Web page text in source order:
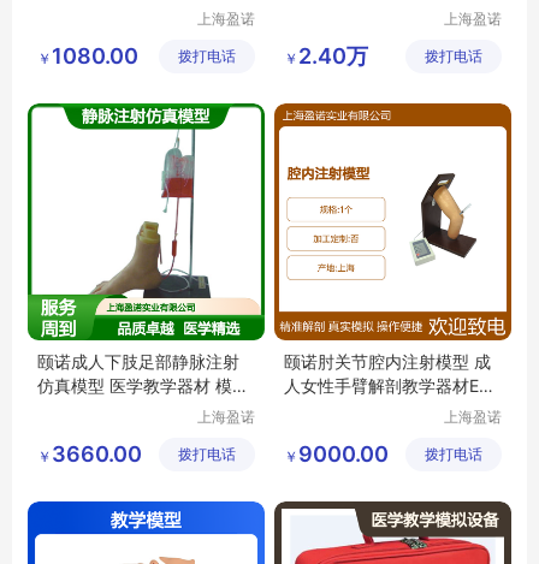
上海盈诺
公司
￥ 1080.00 拨打电话
上海盈诺
公司
￥ 2.40万 拨打电话
颐诺成人下肢足部静脉注射
仿真模型 医学教学器材 模拟
上海盈诺
公司
￥ 3660.00 拨打电话
颐诺肘关节腔内注射模型 成
人女性手臂解剖教学器材EN/
上海盈诺
公司
￥ 9000.00 拨打电话